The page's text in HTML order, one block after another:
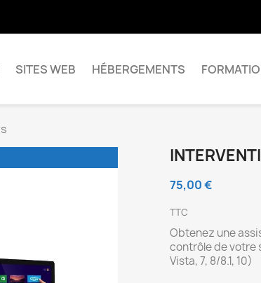
SITES WEB HÉBERGEMENTS
75,00 €
TTC
Obtenez une
contrôle de votre
Vista, 7, 8/8.1, 10)